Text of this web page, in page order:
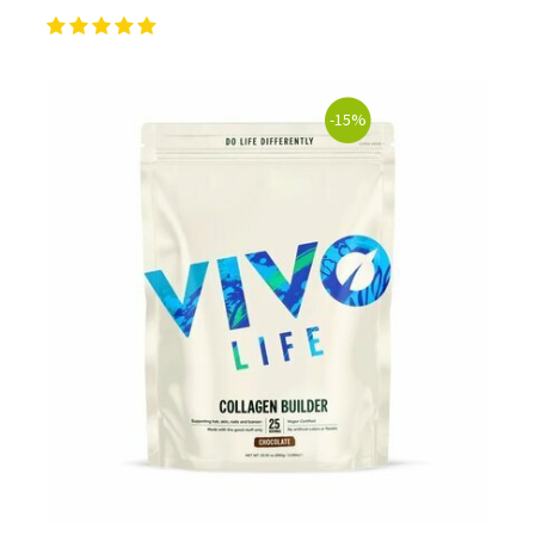
Pour les accros au chocolat qui veulent booster leurs
journées avec goût et équilibre.
🍵 MATCHA LATTE GLACÉ
-15%